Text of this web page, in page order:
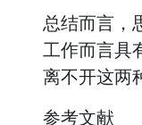
总结而言，
工作而言具
离不开这两
参考文献